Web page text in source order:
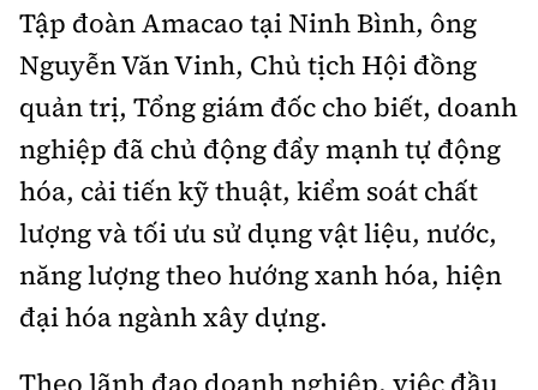
Tập đoàn Amacao tại Ninh Bình, ông
Nguyễn Văn Vinh, Chủ tịch Hội đồng
quản trị, Tổng giám đốc cho biết, doanh
nghiệp đã chủ động đẩy mạnh tự động
hóa, cải tiến kỹ thuật, kiểm soát chất
lượng và tối ưu sử dụng vật liệu, nước,
năng lượng theo hướng xanh hóa, hiện
đại hóa ngành xây dựng.
Theo lãnh đạo doanh nghiệp, việc đầu